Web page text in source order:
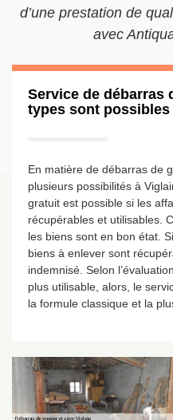
d’une prestation de
avec
Service de débarras
types sont possibles
En matière de débarras de
plusieurs possibilités à
gratuit est possible si les
récupérables et utilisables.
les biens sont en bon état.
biens à enlever sont
indemnisé. Selon
plus utilisable, alors, le
la formule classique et la